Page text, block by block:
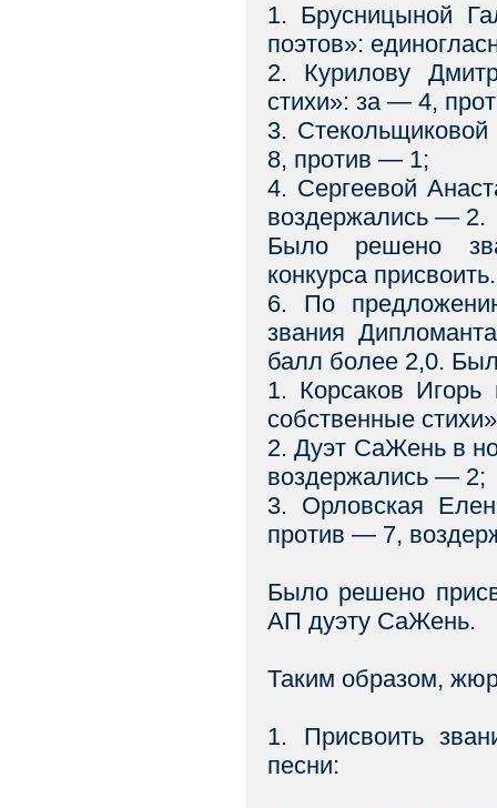
1. Брусницыной
поэтов»:
2. Курилову
стихи»: за — 4,
3.
8, против — 1;
4. Сергеевой
воздержались — 2.
Было решено
конкурса присвоить.
6. По
звания
балл более 2,0.
1. Корсаков
собственные
2. Дуэт СаЖень в
воздержались — 2;
3. Орловская
против — 7,
Было решено
АП дуэту СаЖень.
Таким образом,
1. Присвоить
песни: